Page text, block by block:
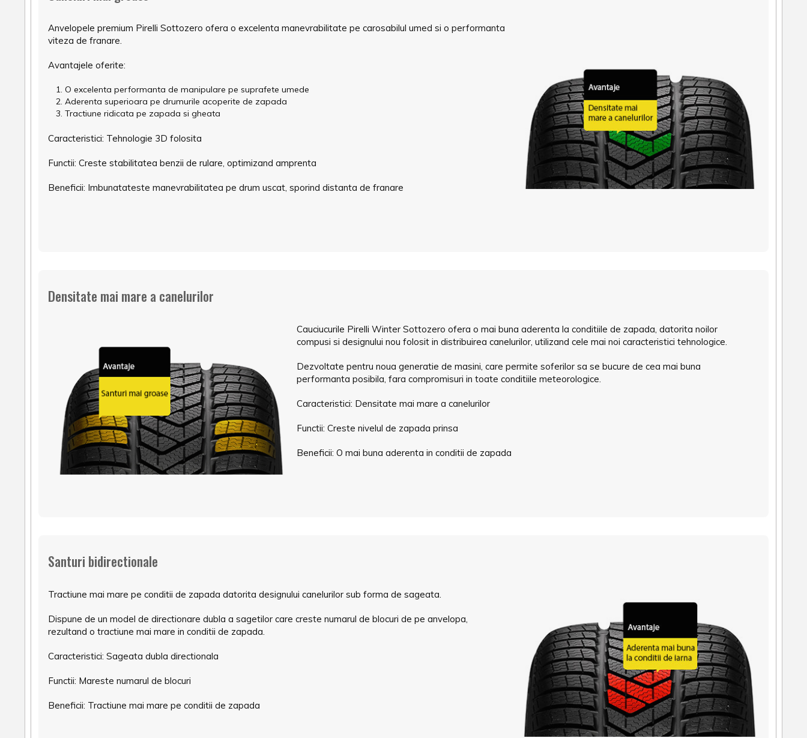
Anvelopele premium Pirelli Sottozero ofera o excelenta manevrabilitate pe carosabilul umed si o performanta
viteza de franare.
Avantajele oferite:
O excelenta performanta de manipulare pe suprafete umede
Aderenta superioara pe drumurile acoperite de zapada
Tractiune ridicata pe zapada si gheata
Caracteristici: Tehnologie 3D folosita
Functii: Creste stabilitatea benzii de rulare, optimizand amprenta
Beneficii: Imbunatateste manevrabilitatea pe drum uscat, sporind distanta de franare
Densitate mai mare a canelurilor
Cauciucurile Pirelli Winter Sottozero ofera o mai buna aderenta la conditiile de zapada, datorita noilor
compusi si designului nou folosit in distribuirea canelurilor, utilizand cele mai noi caracteristici tehnologice.
Dezvoltate pentru noua generatie de masini, care permite soferilor sa se bucure de cea mai buna
performanta posibila, fara compromisuri in toate conditiile meteorologice.
Caracteristici: Densitate mai mare a canelurilor
Functii: Creste nivelul de zapada prinsa
Beneficii: O mai buna aderenta in conditii de zapada
Santuri bidirectionale
Tractiune mai mare pe conditii de zapada datorita designului canelurilor sub forma de sageata.
Dispune de un model de directionare dubla a sagetilor care creste numarul de blocuri de pe anvelopa,
rezultand o tractiune mai mare in conditii de zapada.
Caracteristici: Sageata dubla directionala
Functii: Mareste numarul de blocuri
Beneficii: Tractiune mai mare pe conditii de zapada